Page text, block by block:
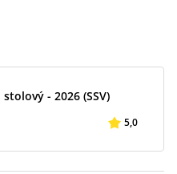
- 2026 (SSV)
5,0